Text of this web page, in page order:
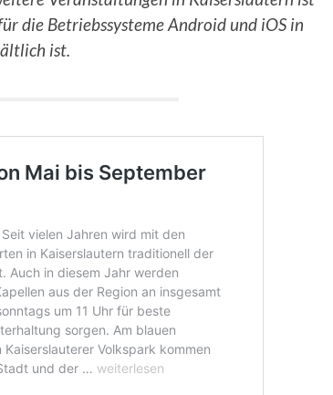
die Betriebssysteme Android und iOS in
ist.